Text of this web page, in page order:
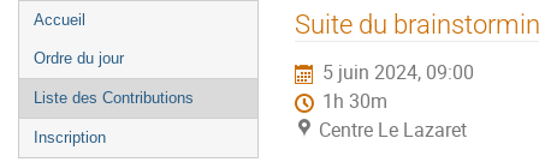
Menu
de
l'événement
Accueil
Ordre du jour
Liste des Contributions
Inscription
Suite du
5 juin 2024, 09:00
1h 30m
Centre Le Lazaret